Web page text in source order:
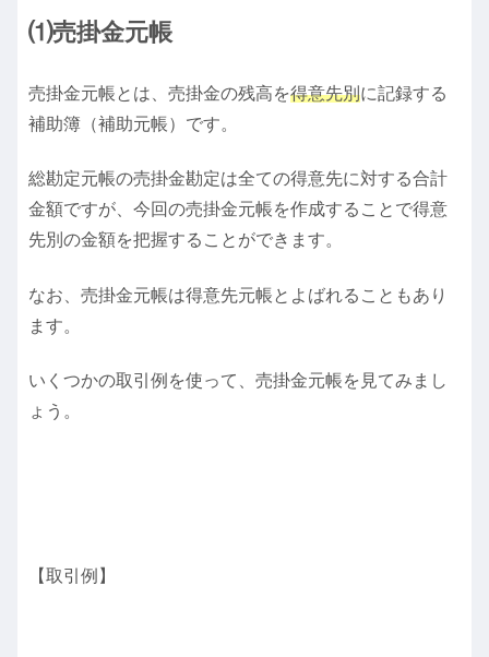
⑴売掛金元帳
売掛金元帳とは、売掛金の残高を得意先別に記録する
補助簿（補助元帳）です。
総勘定元帳の売掛金勘定は全ての得意先に対する合計
金額ですが、今回の売掛金元帳を作成することで得意
先別の金額を把握することができます。
なお、売掛金元帳は得意先元帳とよばれることもあり
ます。
いくつかの取引例を使って、売掛金元帳を見てみまし
ょう。
【取引例】